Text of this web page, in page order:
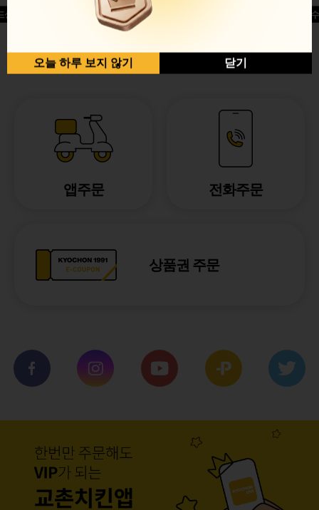
글윙
반반순살[레드+허니]
허니옥
앱주문 전화주문
상품권 주문
오늘 하루 보지 않기 닫기